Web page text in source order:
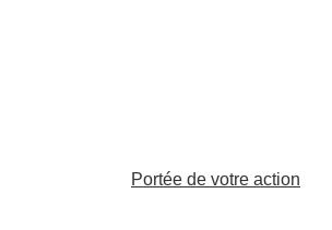
Portée de votre action